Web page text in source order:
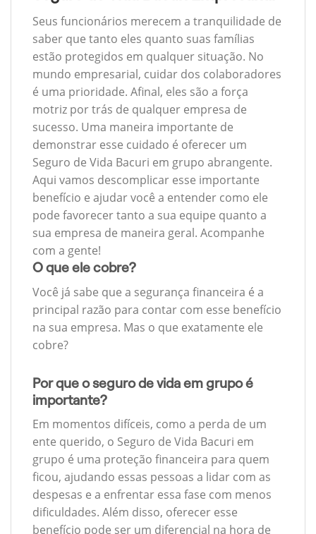
Seus funcionários merecem a tranquilidade de
saber que tanto eles quanto suas famílias
estão protegidos em qualquer situação. No
mundo empresarial, cuidar dos colaboradores
é uma prioridade. Afinal, eles são a força
motriz por trás de qualquer empresa de
sucesso. Uma maneira importante de
demonstrar esse cuidado é oferecer um
Seguro de Vida Bacuri em grupo abrangente.
Aqui vamos descomplicar esse importante
benefício e ajudar você a entender como ele
pode favorecer tanto a sua equipe quanto a
sua empresa de maneira geral. Acompanhe
com a gente!
O que ele cobre?
Você já sabe que a segurança financeira é a
principal razão para contar com esse benefício
na sua empresa. Mas o que exatamente ele
cobre?
Por que o seguro de vida em grupo é
importante?
Em momentos difíceis, como a perda de um
ente querido, o Seguro de Vida Bacuri em
grupo é uma proteção financeira para quem
ficou, ajudando essas pessoas a lidar com as
despesas e a enfrentar essa fase com menos
dificuldades. Além disso, oferecer esse
benefício pode ser um diferencial na hora de